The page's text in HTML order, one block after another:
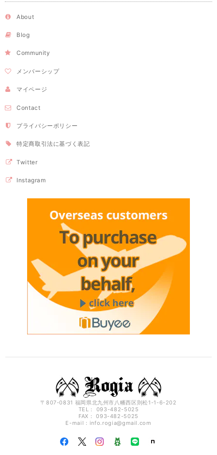
About
Blog
Community
メンバーシップ
マイページ
Contact
プライバシーポリシー
特定商取引法に基づく表記
Twitter
Instagram
〒807-0831 福岡県北九州市八幡西区則松1-1-6-202
TEL： 093-482-5025
FAX： 093-482-5025
E-mail： info.rogia@gmail.com